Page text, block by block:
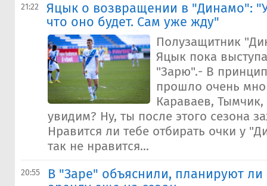
21:22
Яцык о возвращении в "Динамо":
что оно будет. Сам уже жду"
Полузащитник
Яцык пока
"Зарю".- В
прошло очень
Караваев,
увидим? Ну, ты после этого сезона
Нравится ли тебе отбирать очки у
так не нравится...
20:55
В "Заре" объяснили, планируют ли